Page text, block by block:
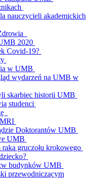
nauczycieli akademickich
2020
Covid-19?
w UMB
wydarzeń na UMB w
skarbiec historii UMB
studenci
Doktorantów UMB
UMB
raka gruczołu krokowego
budynków UMB
przewodniczącym